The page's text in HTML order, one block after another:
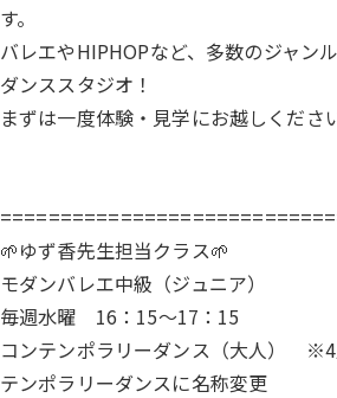
す。
バレエやHIPHOPなど、多数のジャン
ダンススタジオ！
まずは一度体験・見学にお越しくださ
🌱ゆず香先生担当クラス🌱
モダンバレエ中級（ジュニア）
毎週水曜 16：15～17：15
コンテンポラリーダンス（大人） ※4
テンポラリーダンスに名称変更